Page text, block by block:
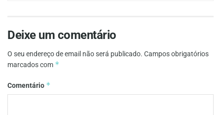
Deixe um comentário
O seu endereço de email não será publicado. Campos obrigatórios
marcados com *
Comentário *